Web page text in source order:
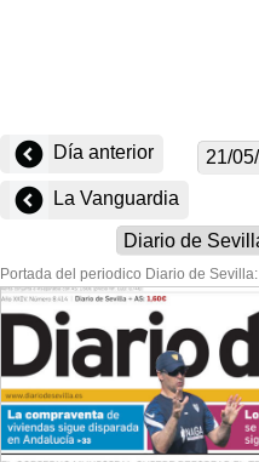
Día anterior
La Vanguardia
Portada del periodico Diario de Sevilla: